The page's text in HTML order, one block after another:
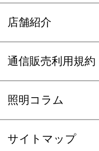
店舗紹介
通信販売利用規約
照明コラム
サイトマップ